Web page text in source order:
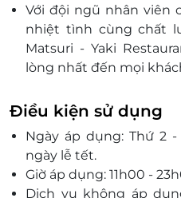
Với đội ngũ nhân viên
nhiệt tình cùng chất
Matsuri - Yaki
lòng nhất đến mọi
Điều kiện sử dụng
Ngày áp dụng: Thứ 2
ngày lễ tết.
Giờ áp dụng: 11h00 -
Dịch vụ không áp